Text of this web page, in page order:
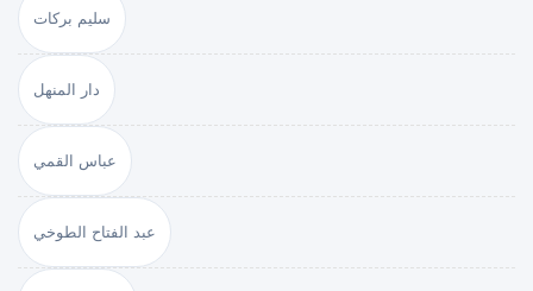
سليم بركات
دار المنهل
عباس القمي
عبد الفتاح الطوخي